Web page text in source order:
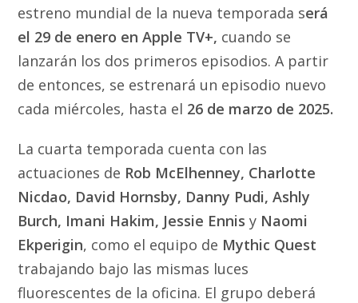
estreno mundial de la nueva temporada será
el 29 de enero en Apple TV+, cuando se
lanzarán los dos primeros episodios. A partir
de entonces, se estrenará un episodio nuevo
cada miércoles, hasta el 26 de marzo de 2025.
La cuarta temporada cuenta con las
actuaciones de Rob McElhenney, Charlotte
Nicdao, David Hornsby, Danny Pudi, Ashly
Burch, Imani Hakim, Jessie Ennisy Naomi
Ekperigin, como el equipo de Mythic Quest
trabajando bajo las mismas luces
fluorescentes de la oficina. El grupo deberá